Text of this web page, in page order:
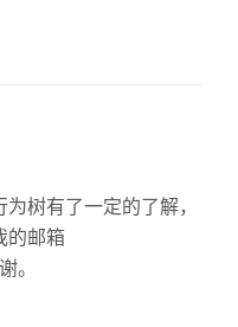
树有了一定的了解，
的邮箱
。